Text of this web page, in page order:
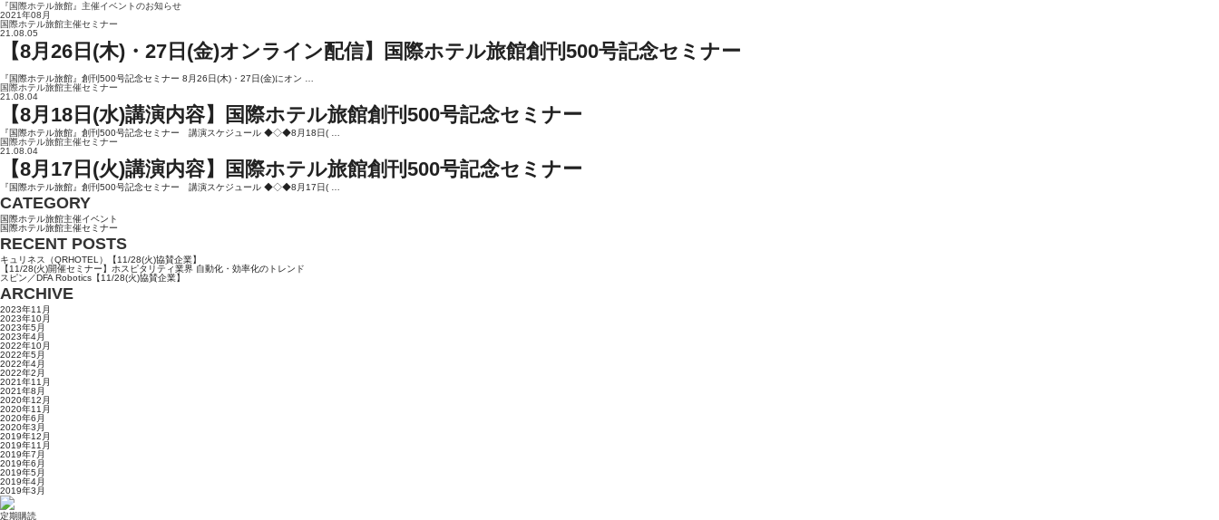
『国際ホテル旅館』主催イベントのお知らせ
2021年08月
国際ホテル旅館主催セミナー
21.08.05
【8月26日(木)・27日(金)オンライン配信】国際ホテル旅館創刊500号記念セミナー
『国際ホテル旅館』創刊500号記念セミナー 8月26日(木)・27日(金)にオン …
国際ホテル旅館主催セミナー
21.08.04
【8月18日(水)講演内容】国際ホテル旅館創刊500号記念セミナー
『国際ホテル旅館』創刊500号記念セミナー 講演スケジュール ◆◇◆8月18日( …
国際ホテル旅館主催セミナー
21.08.04
【8月17日(火)講演内容】国際ホテル旅館創刊500号記念セミナー
『国際ホテル旅館』創刊500号記念セミナー 講演スケジュール ◆◇◆8月17日( …
CATEGORY
国際ホテル旅館主催イベント
国際ホテル旅館主催セミナー
RECENT POSTS
キュリネス（QRHOTEL）【11/28(火)協賛企業】
【11/28(火)開催セミナー】ホスピタリティ業界 自動化・効率化のトレンド
スピン／DFA Robotics【11/28(火)協賛企業】
ARCHIVE
2023年11月
2023年10月
2023年5月
2023年4月
2022年10月
2022年5月
2022年4月
2022年2月
2021年11月
2021年8月
2020年12月
2020年11月
2020年6月
2020年3月
2019年12月
2019年11月
2019年7月
2019年6月
2019年5月
2019年4月
2019年3月
定期購読